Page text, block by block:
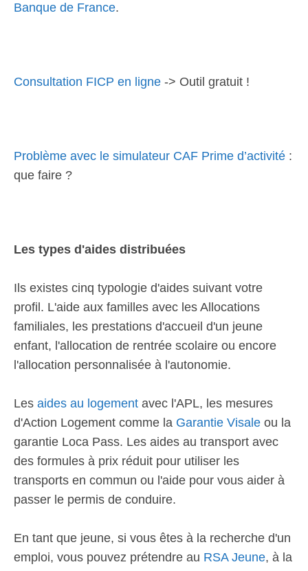
Banque de France.
Consultation FICP en ligne -> Outil gratuit !
Problème avec le simulateur CAF Prime d’activité :
que faire ?
Les types d'aides distribuées
Ils existes cinq typologie d'aides suivant votre
profil. L'aide aux familles avec les Allocations
familiales, les prestations d'accueil d'un jeune
enfant, l'allocation de rentrée scolaire ou encore
l'allocation personnalisée à l'autonomie.
Les aides au logement avec l'APL, les mesures
d'Action Logement comme la Garantie Visale ou la
garantie Loca Pass. Les aides au transport avec
des formules à prix réduit pour utiliser les
transports en commun ou l'aide pour vous aider à
passer le permis de conduire.
En tant que jeune, si vous êtes à la recherche d'un
emploi, vous pouvez prétendre au RSA Jeune, à la